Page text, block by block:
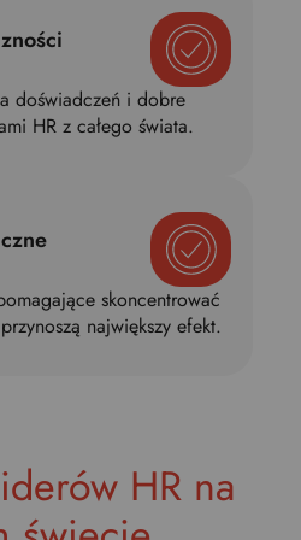
doświadczeń i dobre
HR z całego świata.
skoncentrować
największy efekt.
HR na